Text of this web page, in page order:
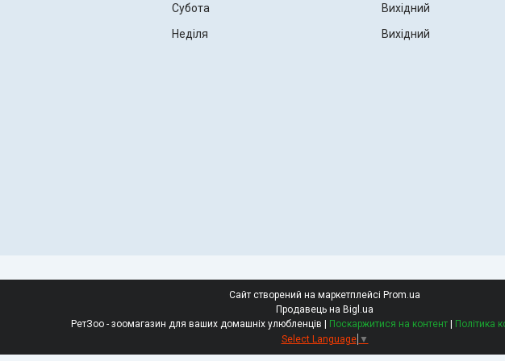
Субота
Вихідний
Неділя
Вихідний
Сайт створений на маркетплейсі Prom.ua
Продавець на Bigl.ua
РетЗоо - зоомагазин для ваших домашніх улюбленців | Поскаржитися на контент | Політика
Select Language ▼